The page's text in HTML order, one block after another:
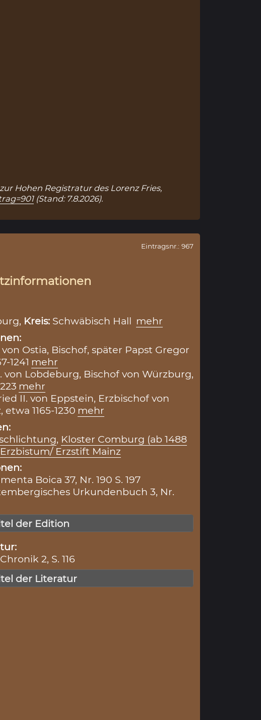
Hohen Registratur des Lorenz Fries,
(Stand: 7.8.2026).
Eintragsnr.: 967
Kreis: Schwäbisch Hall mehr
Ostia, Bischof, später Papst Gregor
1241 mehr
von Lobdeburg, Bischof von Würzburg,
mehr
II. von Eppstein, Erzbischof von
etwa 1165-1230 mehr
, Kloster Comburg (ab 1488
Erzbistum/ Erzstift Mainz
Boica 37, Nr. 190 S. 197
Urkundenbuch 3, Nr.
der Edition
2, S. 116
der Literatur